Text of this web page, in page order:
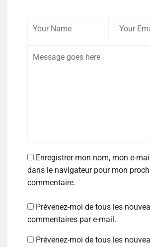
Enregistrer mon nom, mon e-
dans le navigateur pour mon
commentaire.
Prévenez-moi de tous les
commentaires par e-mail.
Prévenez-moi de tous les